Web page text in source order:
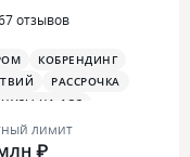
отзывов
КОБРЕНДИНГ
РАССРОЧКА
НА АЗС
лимит
₽